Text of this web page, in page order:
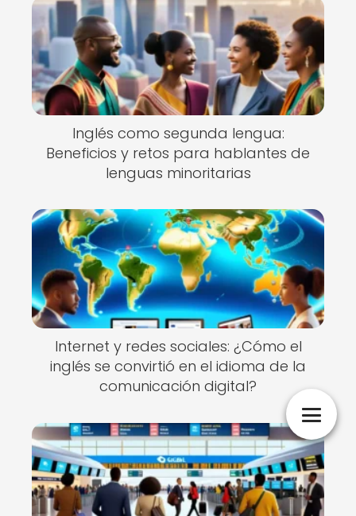
Inglés como segunda lengua:
Beneficios y retos para hablantes de
lenguas minoritarias
Internet y redes sociales: ¿Cómo el
inglés se convirtió en el idioma de la
comunicación digital?